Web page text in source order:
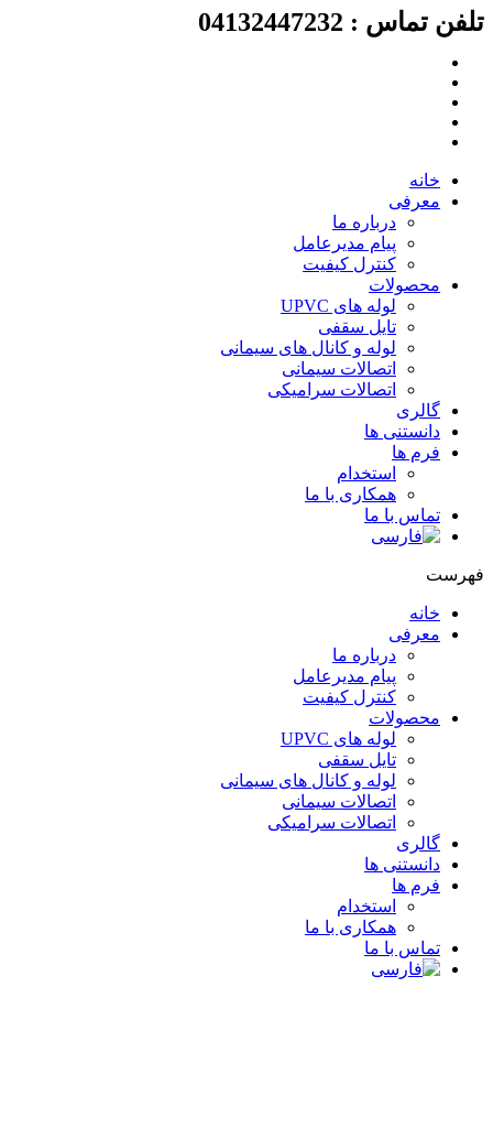
تلفن تماس : 04132447232
خانه
معرفی
درباره ما
پیام مدیرعامل
کنترل کیفیت
محصولات
لوله های UPVC
تایل سقفی
لوله و کانال های سیمانی
اتصالات سیمانی
اتصالات سرامیکی
گالری
دانستنی ها
فرم ها
استخدام
همکاری با ما
تماس با ما
فهرست
خانه
معرفی
درباره ما
پیام مدیرعامل
کنترل کیفیت
محصولات
لوله های UPVC
تایل سقفی
لوله و کانال های سیمانی
اتصالات سیمانی
اتصالات سرامیکی
گالری
دانستنی ها
فرم ها
استخدام
همکاری با ما
تماس با ما